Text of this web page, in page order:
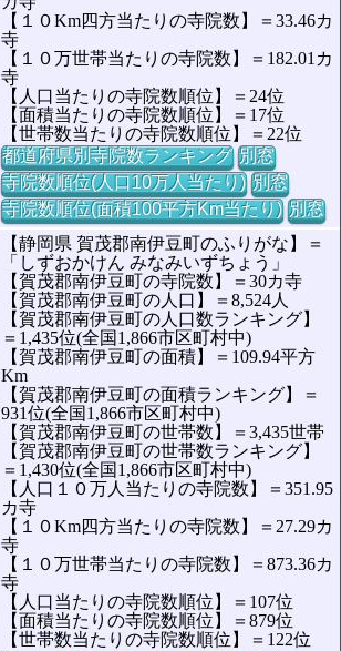
【１０Km四方当たりの寺院数】＝33.46カ
寺
【１０万世帯当たりの寺院数】＝182.01カ
寺
【人口当たりの寺院数順位】＝24位
【面積当たりの寺院数順位】＝17位
【世帯数当たりの寺院数順位】＝22位
都道府県別寺院数ランキング 別窓
寺院数順位(人口10万人当たり) 別窓
寺院数順位(面積100平方Km当たり) 別窓
【静岡県 賀茂郡南伊豆町のふりがな】＝
「しずおかけん みなみいずちょう」
【賀茂郡南伊豆町の寺院数】＝30カ寺
【賀茂郡南伊豆町の人口】＝8,524人
【賀茂郡南伊豆町の人口数ランキング】
＝1,435位(全国1,866市区町村中)
【賀茂郡南伊豆町の面積】＝109.94平方
Km
【賀茂郡南伊豆町の面積ランキング】＝
931位(全国1,866市区町村中)
【賀茂郡南伊豆町の世帯数】＝3,435世帯
【賀茂郡南伊豆町の世帯数ランキング】
＝1,430位(全国1,866市区町村中)
【人口１０万人当たりの寺院数】＝351.95
カ寺
【１０Km四方当たりの寺院数】＝27.29カ
寺
【１０万世帯当たりの寺院数】＝873.36カ
寺
【人口当たりの寺院数順位】＝107位
【面積当たりの寺院数順位】＝879位
【世帯数当たりの寺院数順位】＝122位